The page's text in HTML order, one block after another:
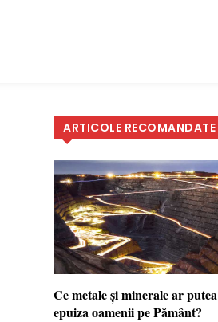
ARTICOLE RECOMANDATE
Ce metale şi minerale ar putea
epuiza oamenii pe Pământ?